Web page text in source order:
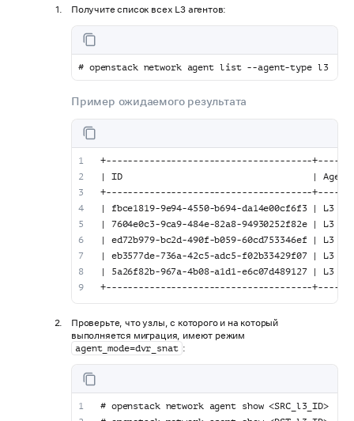
Получите список всех L3 агентов:
# openstack network agent list --agent-type l3
Пример ожидаемого результата
+--------------------------------------
| ID                                   | Agent
+--------------------------------------
| fbce1819-9e94-4550-b694-da14e00cf6f3
| 7604e0c3-9ca9-484e-82a8-
| ed72b979-bc2d-490f-b059-
| eb3577de-736a-42c5-adc5-
| 5a26f82b-967a-4b08-a1d1-
+--------------------------------------
Проверьте, что узлы, с которого и на который
выполняется миграция, имеют режим
agent_mode=dvr_snat :
# openstack network agent show <SRC_l3_ID>